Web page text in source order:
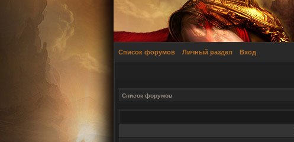
Список форумов Личный раздел Вход
Список форумов